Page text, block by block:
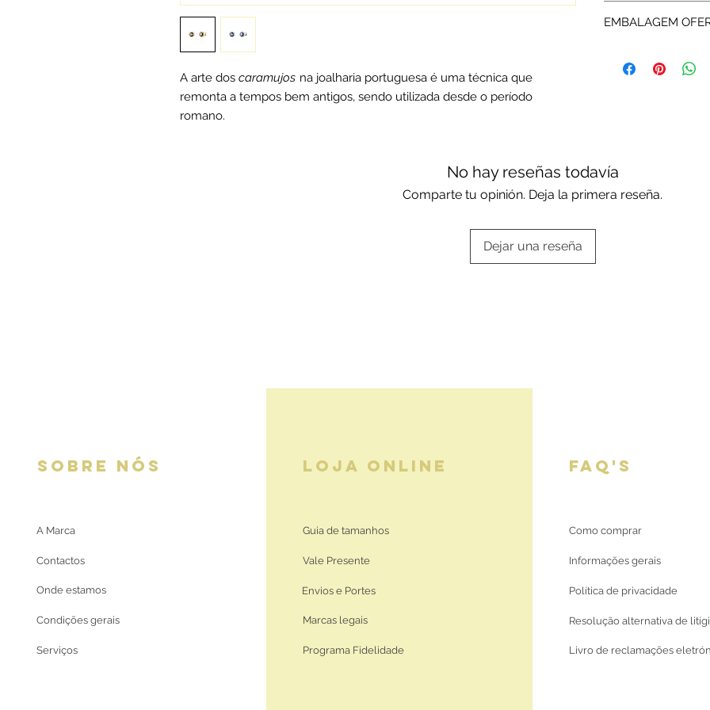
A arte dos caramujos na joalharia portuguesa é uma técnica que
remonta a tempos bem antigos, sendo utilizada desde o período
romano.
da garantia a Rota
EMBALAGEM
standard ou da
No hay reseñas todavía
Comparte tu opinión. Deja la primera reseña.
Dejar una reseña
SOBRE NÓS
A Marca
Contactos
Onde estamos
Condições gerais
Serviços
LOJA ONLINE
Guia de tamanhos
Vale Presente
Envios e Portes
Marcas legais
Programa Fidelidade
FAQ'S
Como comprar
Informações gerais
Política de privacidade
Resolução alternativa de
Livro de reclamações